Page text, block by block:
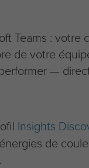
Teams : votre
de votre
—
Insights
de